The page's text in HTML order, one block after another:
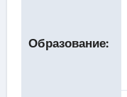
Образование: